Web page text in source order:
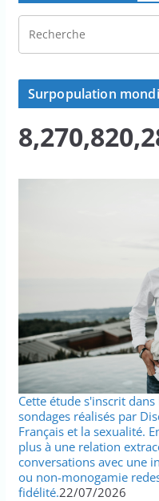
Surpopulation
Cette étude s'inscrit
sondages réalisés par
Français et la sexualité.
plus à une relation
conversations avec une
ou non-monogamie
fidélité.22/07/2026